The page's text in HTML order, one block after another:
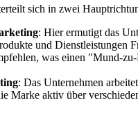
sich in zwei
: Hier ermutigt das
und Dienstleistungen
was einen "Mund-
: Das Unternehmen
Marke aktiv über